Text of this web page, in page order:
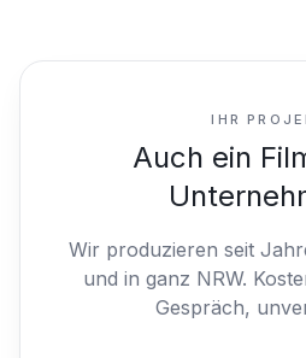
IHR
Auch ein
Wir produzieren seit
und in ganz NRW.
Gespräch,